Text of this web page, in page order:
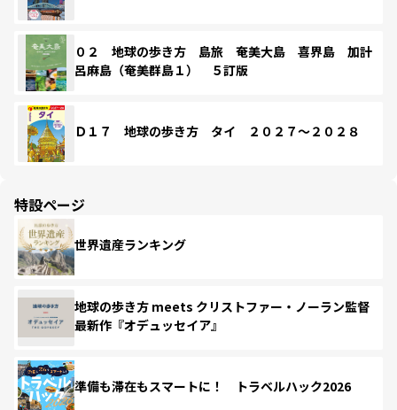
０２ 地球の歩き方 島旅 奄美大島 喜界島 加計
呂麻島（奄美群島１） ５訂版
Ｄ１７ 地球の歩き方 タイ ２０２７～２０２８
特設ページ
世界遺産ランキング
地球の歩き方 meets クリストファー・ノーラン監督
最新作『オデュッセイア』
準備も滞在もスマートに！ トラベルハック2026